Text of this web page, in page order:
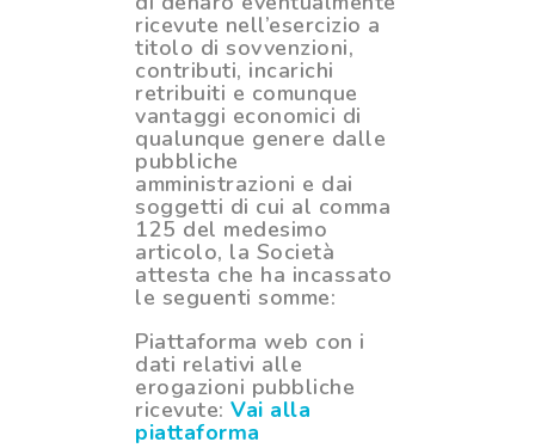
ricevute nell’esercizio a
titolo di sovvenzioni,
contributi, incarichi
retribuiti e comunque
vantaggi economici di
qualunque genere dalle
pubbliche
amministrazioni e dai
soggetti di cui al comma
125 del medesimo
articolo, la Società
attesta che ha incassato
le seguenti somme:
Piattaforma web con i
dati relativi alle
erogazioni pubbliche
ricevute: Vai alla
piattaforma